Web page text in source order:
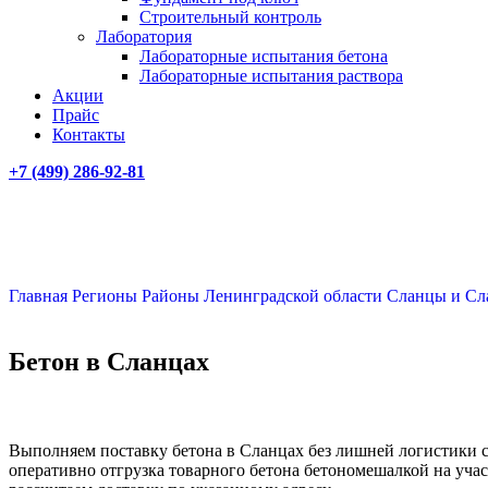
Строительный контроль
Лаборатория
Лабораторные испытания бетона
Лабораторные испытания раствора
Акции
Прайс
Контакты
+7 (499) 286-92-81
Главная Регионы Районы Ленинградской области Сланцы и
Бетон в Сланцах
Выполняем поставку бетона в Сланцах без лишней
оперативно отгрузка товарного бетона бетономешалкой на